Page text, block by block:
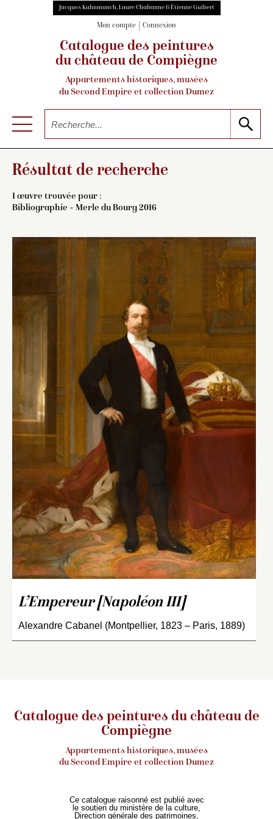
Jacques Kuhnmunch, Laure Chabanne & Étienne Guibert
Mon compte Connexion
Catalogue des peintures
du château de Compiègne
Appartements historiques, musées
du Second Empire et collection Dumez
Résultat de recherche
1 œuvre trouvée pour :
Bibliographie = Merle du Bourg 2016
L’Empereur [Napoléon III]
Alexandre Cabanel (Montpellier, 1823 – Paris, 1889)
Catalogue des peintures du château de
Compiègne
Appartements historiques, musées
du Second Empire et collection Dumez
Ce catalogue raisonné est publié avec
le soutien du ministère de la culture,
Direction générale des patrimoines,